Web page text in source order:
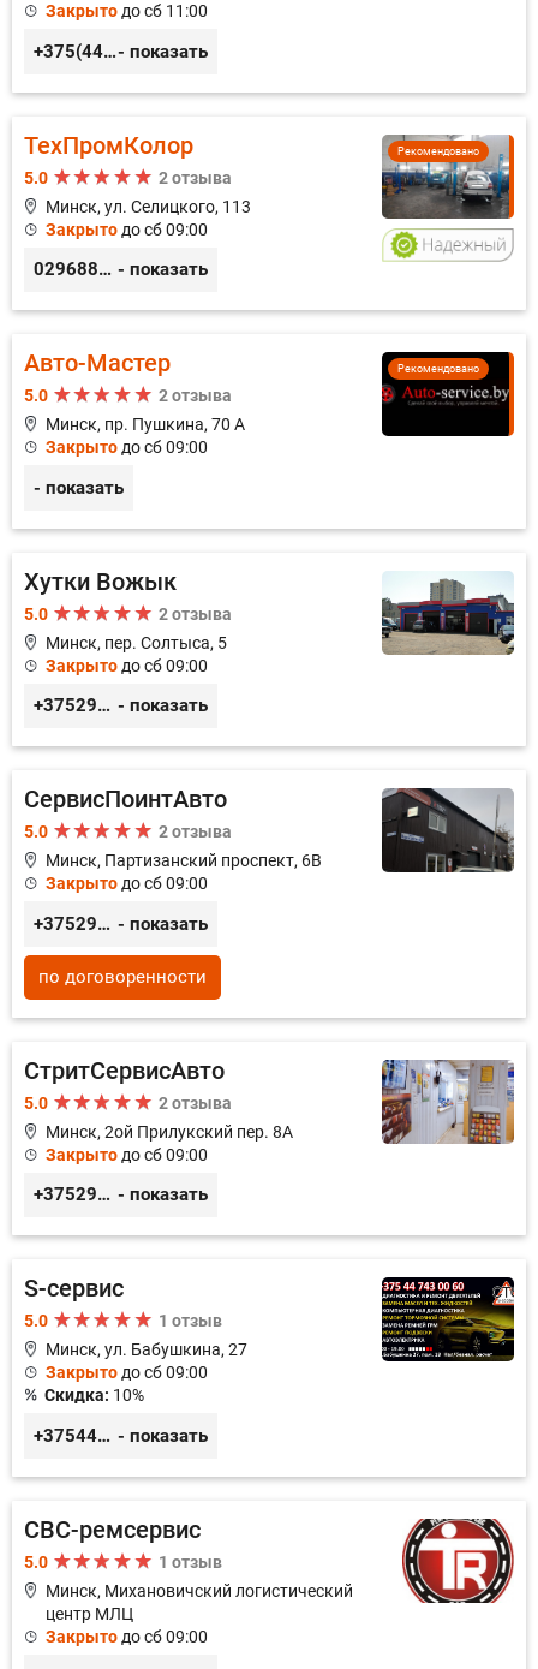
Закрыто до сб 11:00
+375(44) 559-27-77- показать
Рекомендовано
ТехПромКолор
5.0
2 отзыва
Минск, ул. Селицкого, 113
Закрыто до сб 09:00
0296889898 - показать
Рекомендовано
Авто-Мастер
5.0
2 отзыва
Минск, пр. Пушкина, 70 А
Закрыто до сб 09:00
- показать
Хутки Вожык
5.0
2 отзыва
Минск, пер. Солтыса, 5
Закрыто до сб 09:00
+375293714433 - показать
СервисПоинтАвто
5.0
2 отзыва
Минск, Партизанский проспект, 6В
Закрыто до сб 09:00
+375296035003 - показать
по договоренности
СтритСервисАвто
5.0
2 отзыва
Минск, 2ой Прилукский пер. 8А
Закрыто до сб 09:00
+375293366992 - показать
S-сервис
5.0
1 отзыв
Минск, ул. Бабушкина, 27
Закрытодо сб 09:00
Скидка: 10%
+375447430060 - показать
СВС-ремсервис
5.0
1 отзыв
Минск, Михановичский логистический
центр МЛЦ
Закрыто до сб 09:00